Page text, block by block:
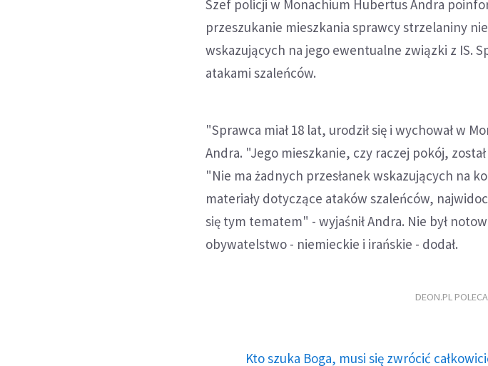
Szef policji w Monachium Hubertus Andra
przeszukanie mieszkania sprawcy strzelaniny
wskazujących na jego ewentualne związki z IS.
atakami szaleńców.
"Sprawca miał 18 lat, urodził się i wychował w
Andra. "Jego mieszkanie, czy raczej pokój,
"Nie ma żadnych przesłanek wskazujących na
materiały dotyczące ataków szaleńców,
się tym tematem" - wyjaśnił Andra. Nie był
obywatelstwo - niemieckie i irańskie - dodał.
DEON.PL POLECA
Kto szuka Boga, musi się zwrócić